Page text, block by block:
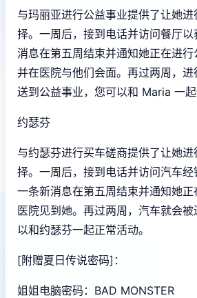
与玛丽亚进行公益事业提供了让她
择。一周后，接到电话并访问餐厅
消息在第五周结束并通知她正在进
并在医院与他们会面。再过两周，
送到公益事业，您可以和 Maria 一起
约瑟芬
与约瑟芬进行买车磋商提供了让她
择。一周后，接到电话并访问汽车经
一条新消息在第五周结束并通知她
医院见到她。再过两周，汽车就会
以和约瑟芬一起正常活动。
[附赠夏日传说密码]：
姐姐电脑密码：BAD MONSTER